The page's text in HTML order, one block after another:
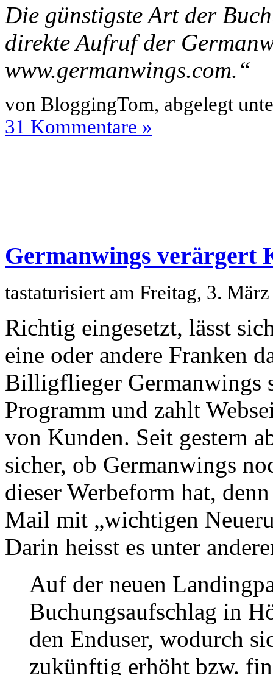
Die günstigste Art der
direkte Aufruf der
www.germanwings.com.“
von BloggingTom, abgelegt
31 Kommentare »
Germanwings verärgert
tastaturisiert am Freitag, 3.
Richtig eingesetzt, lässt
eine oder andere Franken
Billigflieger Germanwings
Programm und zahlt
von Kunden. Seit gestern
sicher, ob Germanwings
dieser Werbeform hat,
Mail mit „wichtigen
Darin heisst es unter
Auf der neuen
Buchungsaufschlag in
den Enduser, wodurch
zukünftig erhöht bzw.